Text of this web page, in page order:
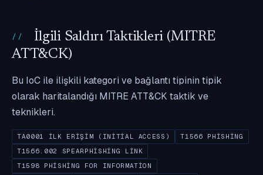
İlgili Saldırı Taktikleri (MITRE
ATT&CK)
Bu IoC ile ilişkili kategori ve bağlantı tipinin tipik
olarak haritalandığı MITRE ATT&CK taktik ve
teknikleri.
TA0001 İLK ERIŞIM (INITIAL ACCESS)
T1566 PHISHING
T1566.002 SPEARPHISHING LINK
T1598 PHISHING FOR INFORMATION